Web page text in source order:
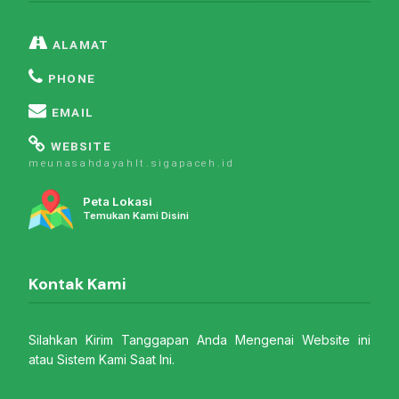
ALAMAT
PHONE
EMAIL
WEBSITE
meunasahdayahlt.sigapaceh.id
Peta Lokasi
Temukan Kami Disini
Kontak Kami
Silahkan Kirim Tanggapan Anda Mengenai Website ini
atau Sistem Kami Saat Ini.